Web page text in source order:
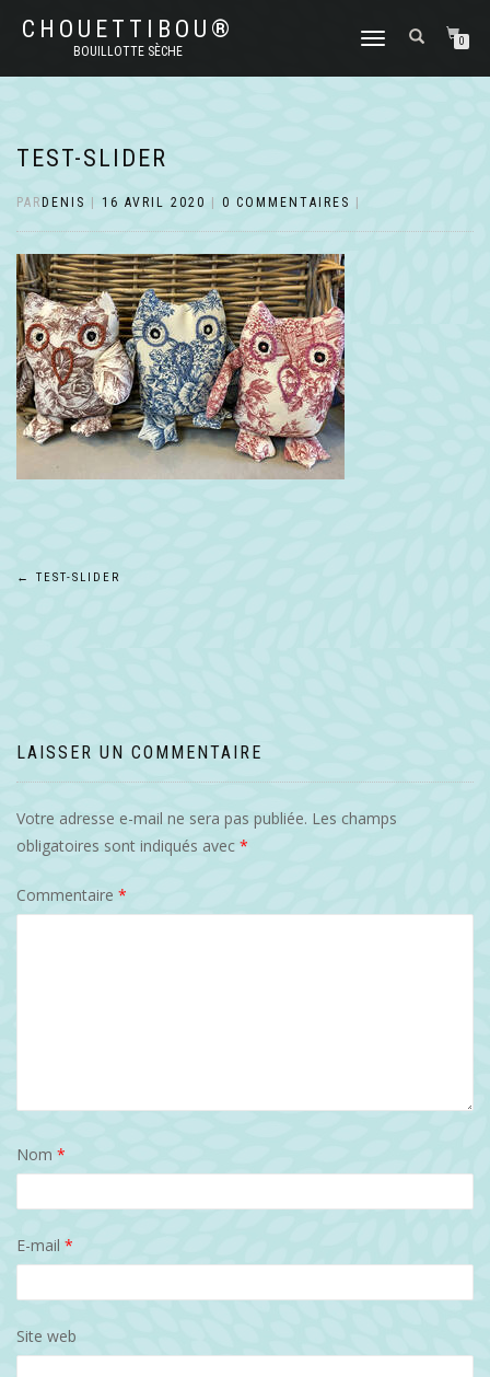
CHOUETTIBOU®
BOUILLOTTE SÈCHE
DÉPLIER
NAVIGATION
0
TEST-SLIDER
PAR DENIS 16 AVRIL 2020 0 COMMENTAIRES
Navigation
← TEST-SLIDER
LAISSER UN COMMENTAIRE
Votre adresse e-mail ne sera pas publiée. Les champs
obligatoires sont indiqués avec *
Commentaire *
Nom *
E-mail *
Site web